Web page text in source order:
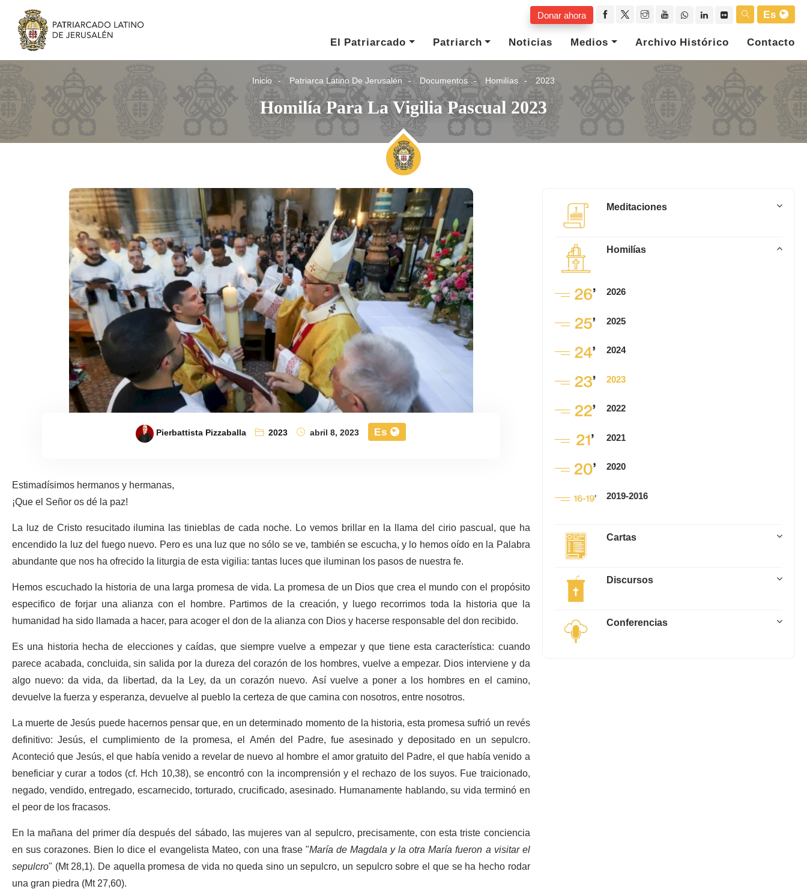
Donar ahora
Es
El Patriarcado
Patriarch Noticias Medios Archivo Histórico Contacto
Inicio Patriarca Latino De Jerusalén Documentos Homilías 2023
Homilía Para La Vigilia Pascual 2023
Pierbattista Pizzaballa 2023 abril 8, 2023 Es
Estimadísimos hermanos y hermanas,
¡Que el Señor os dé la paz!
La luz de Cristo resucitado ilumina las tinieblas de cada noche. Lo vemos brillar en la llama del cirio pascual, que ha
encendido la luz del fuego nuevo. Pero es una luz que no sólo se ve, también se escucha, y lo hemos oído en la Palabra
abundante que nos ha ofrecido la liturgia de esta vigilia: tantas luces que iluminan los pasos de nuestra fe.
Hemos escuchado la historia de una larga promesa de vida. La promesa de un Dios que crea el mundo con el propósito
especifico de forjar una alianza con el hombre. Partimos de la creación, y luego recorrimos toda la historia que la
humanidad ha sido llamada a hacer, para acoger el don de la alianza con Dios y hacerse responsable del don recibido.
Es una historia hecha de elecciones y caídas, que siempre vuelve a empezar y que tiene esta característica: cuando
parece acabada, concluida, sin salida por la dureza del corazón de los hombres, vuelve a empezar. Dios interviene y da
algo nuevo: da vida, da libertad, da la Ley, da un corazón nuevo. Así vuelve a poner a los hombres en el camino,
devuelve la fuerza y esperanza, devuelve al pueblo la certeza de que camina con nosotros, entre nosotros.
La muerte de Jesús puede hacernos pensar que, en un determinado momento de la historia, esta promesa sufrió un revés
definitivo: Jesús, el cumplimiento de la promesa, el Amén del Padre, fue asesinado y depositado en un sepulcro.
Aconteció que Jesús, el que había venido a revelar de nuevo al hombre el amor gratuito del Padre, el que había venido a
beneficiar y curar a todos (cf. Hch 10,38), se encontró con la incomprensión y el rechazo de los suyos. Fue traicionado,
negado, vendido, entregado, escarnecido, torturado, crucificado, asesinado. Humanamente hablando, su vida terminó en
el peor de los fracasos.
En la mañana del primer día después del sábado, las mujeres van al sepulcro, precisamente, con esta triste conciencia
en sus corazones. Bien lo dice el evangelista Mateo, con una frase "María de Magdala y la otra María fueron a visitar el
sepulcro" (Mt 28,1). De aquella promesa de vida no queda sino un sepulcro, un sepulcro sobre el que se ha hecho rodar
una gran piedra (Mt 27,60).
Meditaciones
Homilías
2026
2025
2024
2023
2022
2021
2020
2019-2016
Cartas
Discursos
Conferencias